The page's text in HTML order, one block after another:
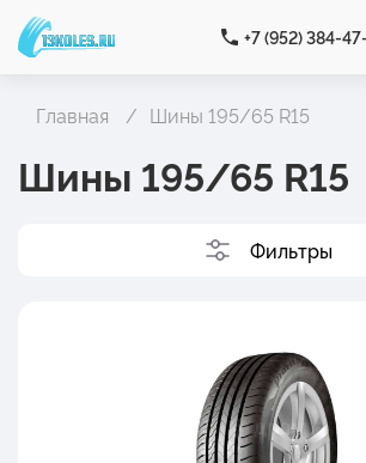
+7 (952) 384-
Главная Шины 195/65 R15
Шины 195/65 R15
Фильтры